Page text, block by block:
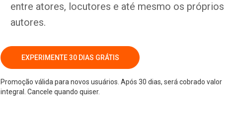
entre atores, locutores e até mesmo os próprios
autores.
EXPERIMENTE 30 DIAS GRÁTIS
Promoção válida para novos usuários. Após 30 dias, será cobrado valor
integral. Cancele quando quiser.